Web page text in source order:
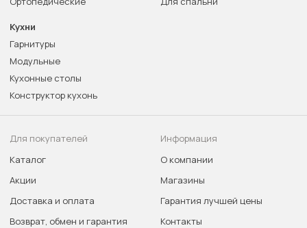
Кухни
Гарнитуры
Модульные
Кухонные столы
Конструктор кухонь
Для покупателей
Каталог
Акции
Доставка и оплата
Возврат, обмен и гарантия
Информация
О компании
Магазины
Гарантия лучшей цены
Контакты